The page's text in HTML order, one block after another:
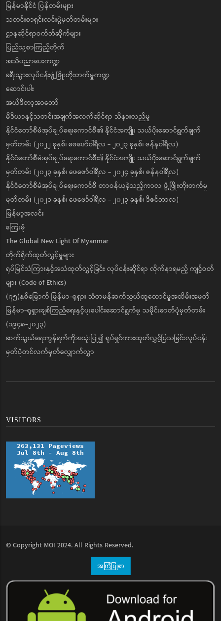
မြန်မာနိုင်ငံ ပြန်တမ်းများ
သတင်းစာရှင်းလင်းပွဲမှတ်တမ်းများ
ဌာနဆိုင်ရာဝက်ဘ်ဆိုက်များ
ပြည်သူ့စာကြည့်တိုက်
အသိပညာပေးကဏ္ဍ
ခရီးသွားလုပ်ငန်းဖွံ့ဖြိုးတိုးတက်မှုကဏ္ဍ
ဆောင်းပါး
အယ်ဒီတာ့အာဘော်
မီဒီယာနှင့်သတင်းအချက်အလက်ဆိုင်ရာ သိနားလည်မှု
နိုင်ငံတော်စီမံအုပ်ချုပ်ရေးကောင်စီ၏ နိုင်ငံအကျိုး သယ်ပိုးဆောင်ရွက်ချက်
မှတ်တမ်း (၂၀၂၂ ခုနှစ်၊ ဖေဖော်ဝါရီလ - ၂၀၂၃ ခုနှစ်၊ ဇန်နဝါရီလ)
နိုင်ငံတော်စီမံအုပ်ချုပ်ရေးကောင်စီ၏ နိုင်ငံအကျိုး သယ်ပိုးဆောင်ရွက်ချက်
မှတ်တမ်း (၂၀၂၃ ခုနှစ်၊ ဖေဖော်ဝါရီလ - ၂၀၂၄ ခုနှစ်၊ ဇန်နဝါရီလ)
နိုင်ငံတော်စီမံအုပ်ချုပ်ရေးကောင်စီ တာဝန်ယူခဲ့သည့်ကာလ ဖွံ့ဖြိုးတိုးတက်မှု
မှတ်တမ်း (၂၀၂၁ ခုနှစ်၊ ဖေဖော်ဝါရီလ - ၂၀၂၃ ခုနှစ်၊ ဒီဇင်ဘာလ)
မြန်မာ့အလင်း
ကြေးမုံ
The Global New Light Of Myanmar
တိုက်ရိုက်ထုတ်လွှင့်မှုများ
ရုပ်မြင်သံကြားနှင့်အသံထုတ်လွှင့်ခြင်း လုပ်ငန်းဆိုင်ရာ လိုက်နာရမည့် ကျင့်ဝတ်
များ (Code of Ethics)
(၇၅)နှစ်မြောက် မြန်မာ-ရုရှား သံတမန်ဆက်သွယ်ထူထောင်မှုအထိမ်းအမှတ်
မြန်မာ-ရုရှားချစ်ကြည်ရေးနှင့်ပူးပေါင်းဆောင်ရွက်မှု သမိုင်းဓာတ်ပုံမှတ်တမ်း
(၁၉၄၈-၂၀၂၃)
ဆက်သွယ်ရေးကွန်ရက်ကိုအသုံးပြု၍ ရုပ်ရှင်ကားထုတ်လွှင့်ပြသခြင်းလုပ်ငန်း
မှတ်ပုံတင်လက်မှတ်လျှောက်လွှာ
VISITORS
© Copyright MOI 2024. All Rights Reserved.
အကြံပြုစာ